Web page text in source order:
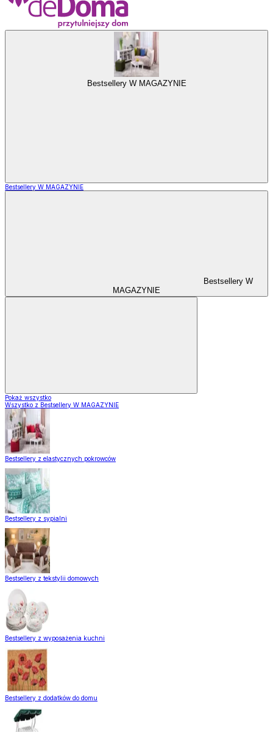
Bestsellery W MAGAZYNIE
Bestsellery W MAGAZYNIE
Bestsellery W
MAGAZYNIE
Pokaż wszystko
Wszystko z Bestsellery W MAGAZYNIE
Bestsellery z elastycznych pokrowców
Bestsellery z sypialni
Bestsellery z tekstylii domowych
Bestsellery z wyposażenia kuchni
Bestsellery z dodatków do domu